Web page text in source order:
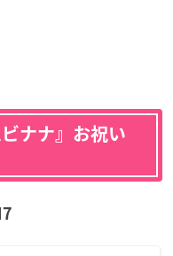
ナナ』お祝い